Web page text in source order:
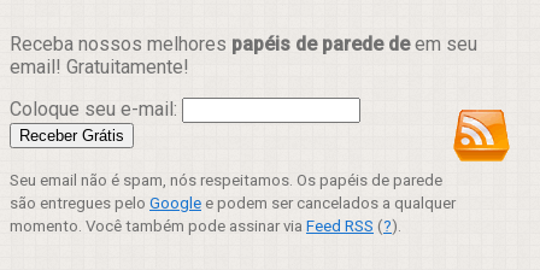
Receba nossos melhores papéis de parede deem seu
email! Gratuitamente!
Coloque seu e-mail:
Seu email não é spam, nós respeitamos. Os papéis de parede
são entregues pelo Google e podem ser cancelados a qualquer
momento. Você também pode assinar via Feed RSS (?).